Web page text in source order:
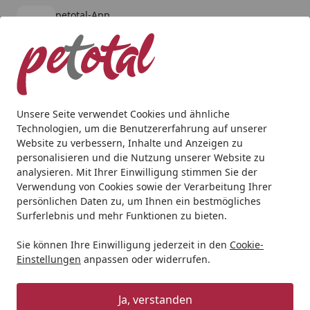
Unsere Seite verwendet Cookies und ähnliche
Technologien, um die Benutzererfahrung auf unserer
Website zu verbessern, Inhalte und Anzeigen zu
personalisieren und die Nutzung unserer Website zu
analysieren. Mit Ihrer Einwilligung stimmen Sie der
Verwendung von Cookies sowie der Verarbeitung Ihrer
persönlichen Daten zu, um Ihnen ein bestmögliches
Surferlebnis und mehr Funktionen zu bieten.
Sie können Ihre Einwilligung jederzeit in den Cookie-
Einstellungen anpassen oder widerrufen.
Ja, verstanden
petotal-App
kostenlos - Im App Store
Alle Produkte
Mein Konto
Suchen
Startseite
Hund Hundetraining & Erziehung NOBBY Nachfüll-
NOBBY Nachfüll-Kartuschen
geruchslos 3 St.